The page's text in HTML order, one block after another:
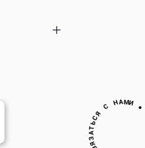
С
Н
А
М
И
●
C ВЯЗАТ Ь